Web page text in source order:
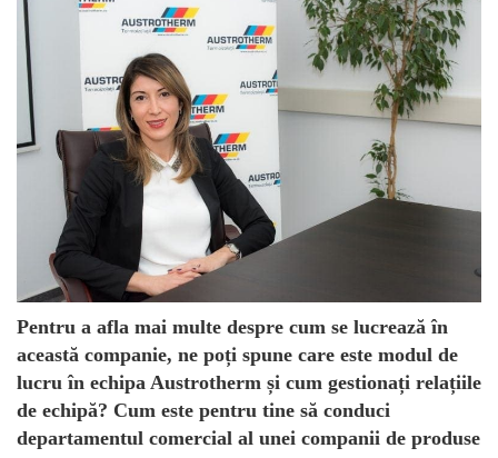
Pentru a afla mai multe despre cum se lucrează în
această companie, ne poți spune care este modul de
lucru în echipa Austrotherm și cum gestionați relațiile
de echipă? Cum este pentru tine să conduci
departamentul comercial al unei companii de produse